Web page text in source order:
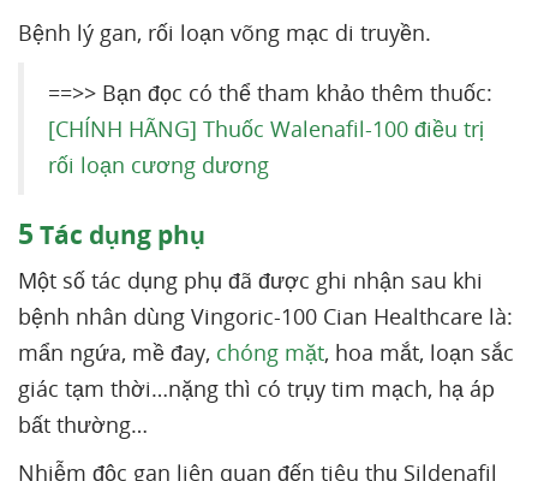
Bệnh lý gan, rối loạn võng mạc di truyền.
==>> Bạn đọc có thể tham khảo thêm thuốc:
[CHÍNH HÃNG] Thuốc Walenafil-100 điều trị
rối loạn cương dương
5 Tác dụng phụ
Một số tác dụng phụ đã được ghi nhận sau khi
bệnh nhân dùng Vingoric-100 Cian Healthcare là:
mẩn ngứa, mề đay, chóng mặt, hoa mắt, loạn sắc
giác tạm thời…nặng thì có trụy tim mạch, hạ áp
bất thường…
Nhiễm độc gan liên quan đến tiêu thụ Sildenafil